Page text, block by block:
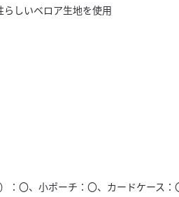
らしいベロア生地を使用
〇、小ポーチ：〇、カードケース：